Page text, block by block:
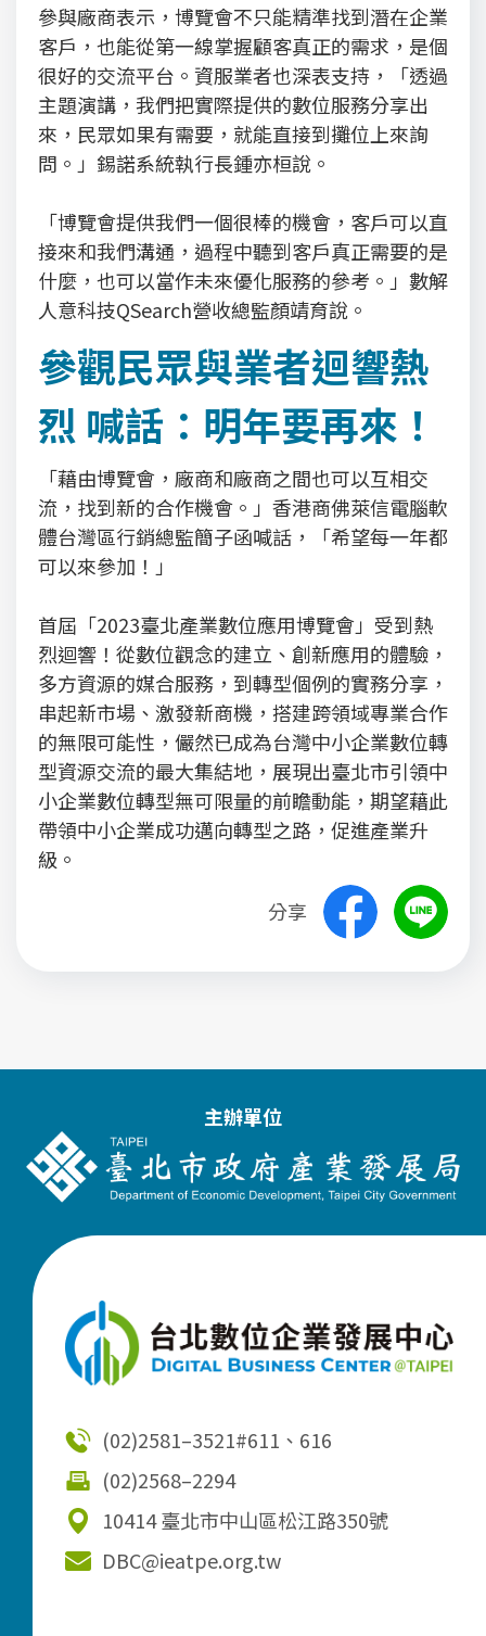
參與廠商表示，博覽會不只能精準找到潛在企業
客戶，也能從第一線掌握顧客真正的需求，是個
很好的交流平台。資服業者也深表支持，「透過
主題演講，我們把實際提供的數位服務分享出
來，民眾如果有需要，就能直接到攤位上來詢
問。」錫諾系統執行長鍾亦桓說。
「博覽會提供我們一個很棒的機會，客戶可以直
接來和我們溝通，過程中聽到客戶真正需要的是
什麼，也可以當作未來優化服務的參考。」數解
人意科技QSearch營收總監顏靖育說。
參觀民眾與業者迴響熱
烈 喊話：明年要再來！
「藉由博覽會，廠商和廠商之間也可以互相交
流，找到新的合作機會。」香港商佛萊信電腦軟
體台灣區行銷總監簡子函喊話，「希望每一年都
可以來參加！」
首屆「2023臺北產業數位應用博覽會」受到熱
烈迴響！從數位觀念的建立、創新應用的體驗，
多方資源的媒合服務，到轉型個例的實務分享，
串起新市場、激發新商機，搭建跨領域專業合作
的無限可能性，儼然已成為台灣中小企業數位轉
型資源交流的最大集結地，展現出臺北市引領中
小企業數位轉型無可限量的前瞻動能，期望藉此
帶領中小企業成功邁向轉型之路，促進產業升
級。
分享
主辦單位
(02)2581–3521#611、616
(02)2568–2294
10414 臺北市中山區松江路350號
DBC@ieatpe.org.tw